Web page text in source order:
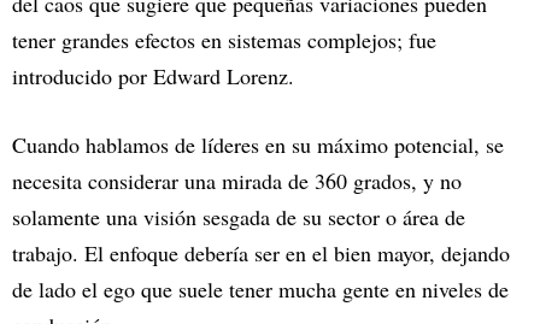
tener grandes efectos en sistemas complejos; fue
introducido por Edward Lorenz.
Cuando hablamos de líderes en su máximo potencial, se
necesita considerar una mirada de 360 grados, y no
solamente una visión sesgada de su sector o área de
trabajo. El enfoque debería ser en el bien mayor, dejando
de lado el ego que suele tener mucha gente en niveles de